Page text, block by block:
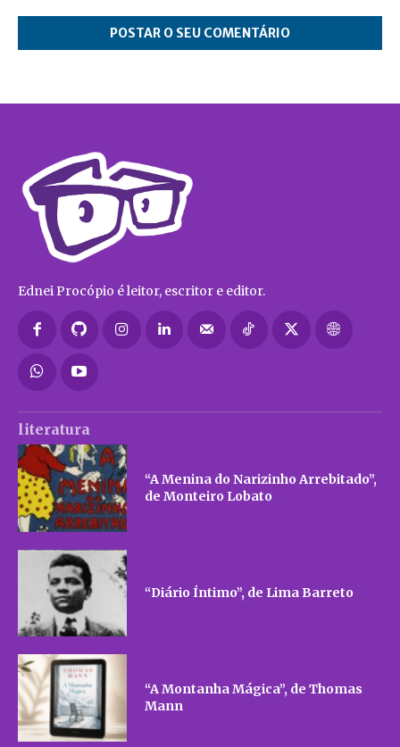
Ednei Procópio é leitor, escritor e editor.
literatura
“A Menina do Narizinho Arrebitado”,
de Monteiro Lobato
“Diário Íntimo”, de Lima Barreto
“A Montanha Mágica”, de Thomas
Mann